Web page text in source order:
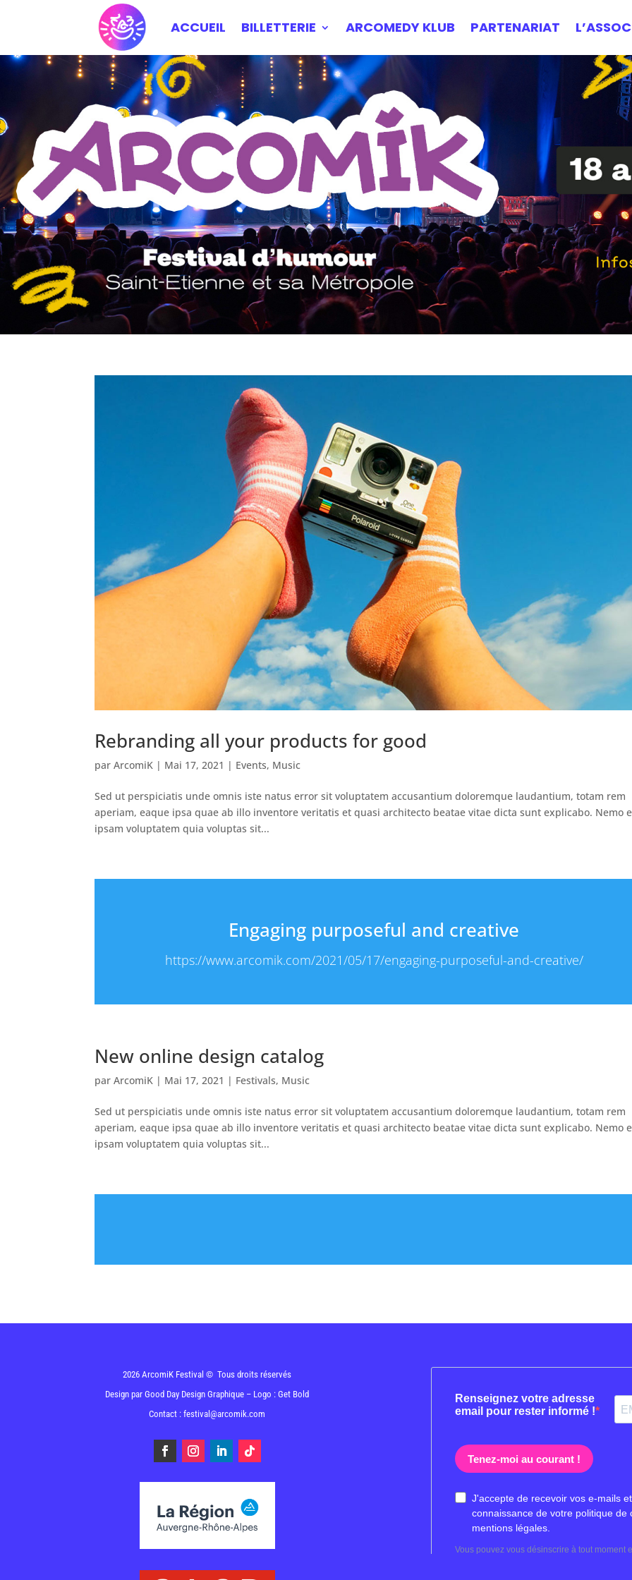
ACCUEIL BILLETTERIE ARCOMEDY KLUB PARTENARIAT
Rebranding all your products for good
parArcomiK | Mai 17, 2021 | Events, Music
Sed ut perspiciatis unde omnis iste natus error sit voluptatem accusantium doloremque laudantium, totam rem
aperiam, eaque ipsa quae ab illo inventore veritatis et quasi architecto beatae vitae dicta sunt explicabo. Nemo
ipsam voluptatem quia voluptas sit...
Engaging purposeful and creative
https://www.arcomik.com/2021/05/17/engaging-purposeful-and-creative/
New online design catalog
parArcomiK | Mai 17, 2021 | Festivals, Music
Sed ut perspiciatis unde omnis iste natus error sit voluptatem accusantium doloremque laudantium, totam rem
aperiam, eaque ipsa quae ab illo inventore veritatis et quasi architecto beatae vitae dicta sunt explicabo. Nemo
ipsam voluptatem quia voluptas sit...
2026 ArcomiK Festival © Tous droits réservés
Design parGood Day Design Graphique – Logo : Get Bold
Contact : festival@arcomik.com